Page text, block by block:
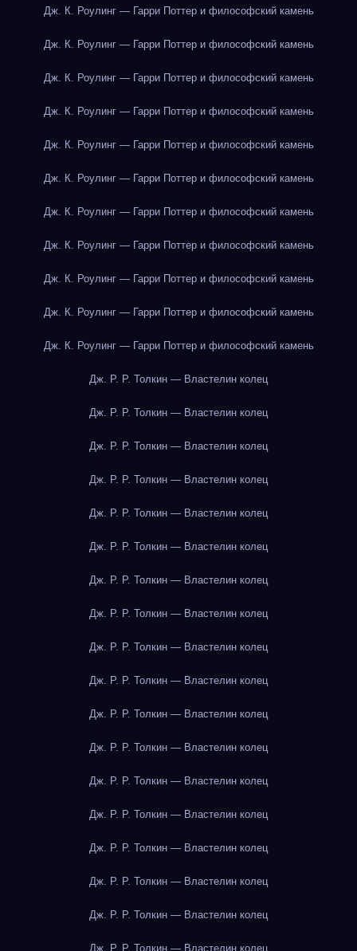
Дж. К. Роулинг — Гарри Поттер и философский камень
Дж. К. Роулинг — Гарри Поттер и философский камень
Дж. К. Роулинг — Гарри Поттер и философский камень
Дж. К. Роулинг — Гарри Поттер и философский камень
Дж. К. Роулинг — Гарри Поттер и философский камень
Дж. К. Роулинг — Гарри Поттер и философский камень
Дж. К. Роулинг — Гарри Поттер и философский камень
Дж. К. Роулинг — Гарри Поттер и философский камень
Дж. К. Роулинг — Гарри Поттер и философский камень
Дж. К. Роулинг — Гарри Поттер и философский камень
Дж. К. Роулинг — Гарри Поттер и философский камень
Дж. Р. Р. Толкин — Властелин колец
Дж. Р. Р. Толкин — Властелин колец
Дж. Р. Р. Толкин — Властелин колец
Дж. Р. Р. Толкин — Властелин колец
Дж. Р. Р. Толкин — Властелин колец
Дж. Р. Р. Толкин — Властелин колец
Дж. Р. Р. Толкин — Властелин колец
Дж. Р. Р. Толкин — Властелин колец
Дж. Р. Р. Толкин — Властелин колец
Дж. Р. Р. Толкин — Властелин колец
Дж. Р. Р. Толкин — Властелин колец
Дж. Р. Р. Толкин — Властелин колец
Дж. Р. Р. Толкин — Властелин колец
Дж. Р. Р. Толкин — Властелин колец
Дж. Р. Р. Толкин — Властелин колец
Дж. Р. Р. Толкин — Властелин колец
Дж. Р. Р. Толкин — Властелин колец
Дж. Р. Р. Толкин — Властелин колец